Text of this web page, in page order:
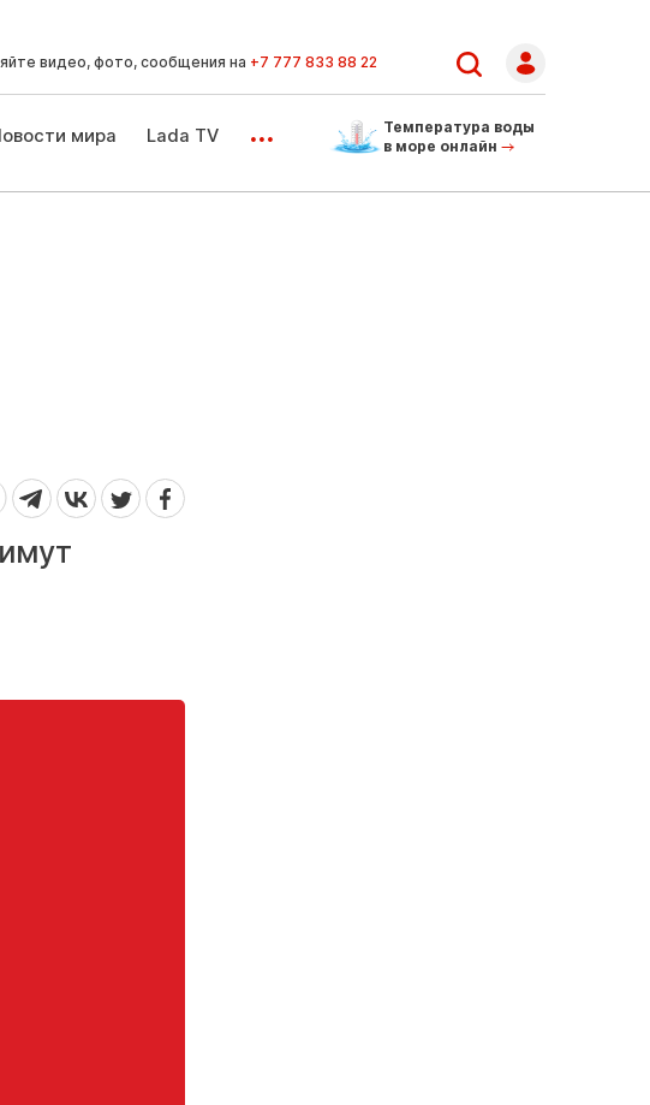
видео, фото, сообщения на +7 777 833 88 22
мира Lada TV ...
Температура воды
в море онлайн